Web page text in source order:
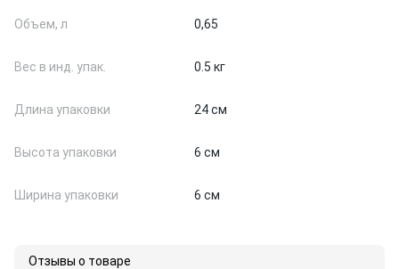
Объем, л 0,65
Вес в инд. упак. 0.5 кг
Длина упаковки 24 см
Высота упаковки 6 см
Ширина упаковки 6 см
Отзывы о товаре